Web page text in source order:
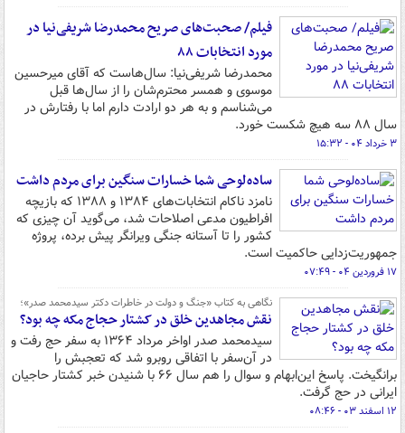
فیلم/ صحبت‌های صریح محمدرضا شریفی‌نیا در
مورد انتخابات ۸۸
محمدرضا شریفی‌نیا: سال‌هاست که آقای میرحسین
موسوی و همسر محترم‌شان را از سال‌ها قبل
می‌شناسم و به هر دو ارادت دارم اما با رفتارش در
سال ۸۸ سه هیچ شکست خورد.
۳ خرداد ۰۴ - ۱۵:۳۲
ساده‌لوحی شما خسارات سنگین برای مردم داشت
نامزد ناکام انتخابات‌های ۱۳۸۴ و ۱۳۸۸ که بازیچه
افراطیون مدعی اصلاحات شد، می‌گوید آن چیزی که
کشور را تا آستانه جنگی ویرانگر پیش برده، پروژه
جمهوریت‌زدایی حاکمیت است.
۱۷ فروردین ۰۴ - ۰۷:۴۹
نگاهی به کتاب «جنگ و دولت در خاطرات دکتر سیدمحمد صدر»؛
نقش مجاهدین خلق در کشتار حجاج مکه چه بود؟
سیدمحمد صدر اواخر مرداد ۱۳۶۴ به سفر حج رفت و
در آن‌سفر با اتفاقی روبرو شد که تعجبش را
برانگیخت. پاسخ این‌ابهام و سوال را هم سال ۶۶ با شنیدن خبر کشتار حاجیان
ایرانی در حج گرفت.
۱۲ اسفند ۰۳ - ۰۸:۴۶